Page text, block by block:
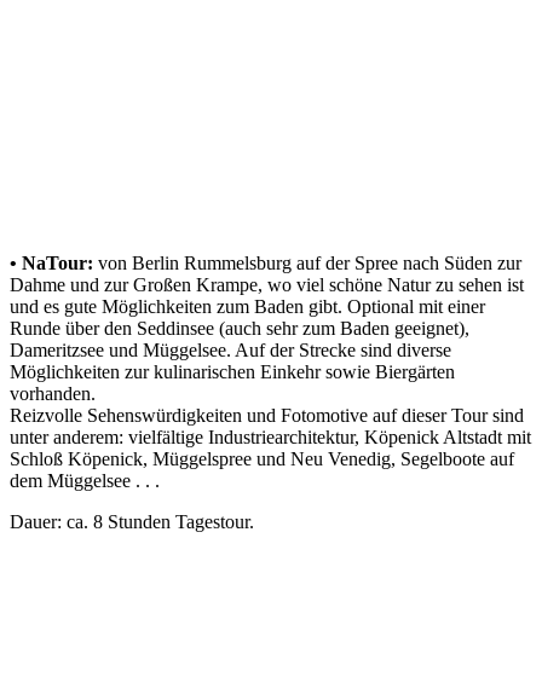
• NaTour: von Berlin Rummelsburg auf der Spree nach Süden zur
Dahme und zur Großen Krampe, wo viel schöne Natur zu sehen ist
und es gute Möglichkeiten zum Baden gibt. Optional mit einer
Runde über den Seddinsee (auch sehr zum Baden geeignet),
Dameritzsee und Müggelsee. Auf der Strecke sind diverse
Möglichkeiten zur kulinarischen Einkehr sowie Biergärten
vorhanden.
Reizvolle Sehenswürdigkeiten und Fotomotive auf dieser Tour sind
unter anderem: vielfältige Industriearchitektur, Köpenick Altstadt mit
Schloß Köpenick, Müggelspree und Neu Venedig, Segelboote auf
dem Müggelsee . . .
Dauer: ca. 8 Stunden Tagestour.